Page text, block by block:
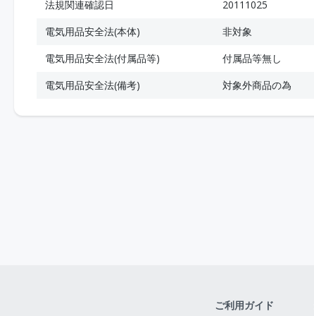
法規関連確認日
20111025
電気用品安全法(本体)
非対象
電気用品安全法(付属品等)
付属品等無し
電気用品安全法(備考)
対象外商品の為
ご利用ガイド